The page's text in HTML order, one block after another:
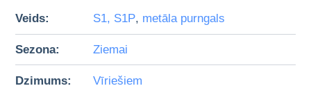
Veids: S1, S1P, metāla purngals
Sezona: Ziemai
Dzimums: Vīriešiem